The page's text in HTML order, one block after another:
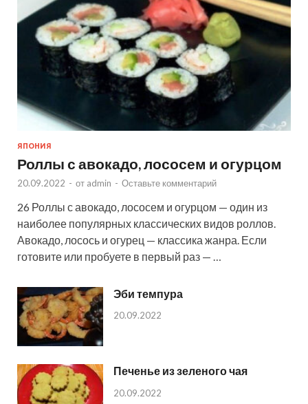
ЯПОНИЯ
Роллы с авокадо, лососем и огурцом
20.09.2022 - от admin - Оставьте комментарий
26 Роллы с авокадо, лососем и огурцом — один из
наиболее популярных классических видов роллов.
Авокадо, лосось и огурец — классика жанра. Если
готовите или пробуете в первый раз — …
Эби темпура
20.09.2022
Печенье из зеленого чая
20.09.2022